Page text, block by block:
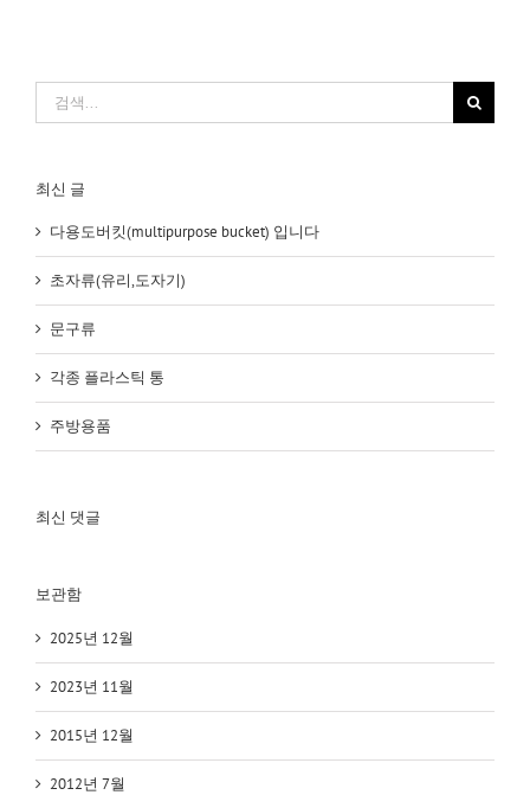
최신 글
다용도버킷(multipurpose bucket) 입니다
초자류(유리,도자기)
문구류
각종 플라스틱 통
주방용품
최신 댓글
보관함
2025년 12월
2023년 11월
2015년 12월
2012년 7월